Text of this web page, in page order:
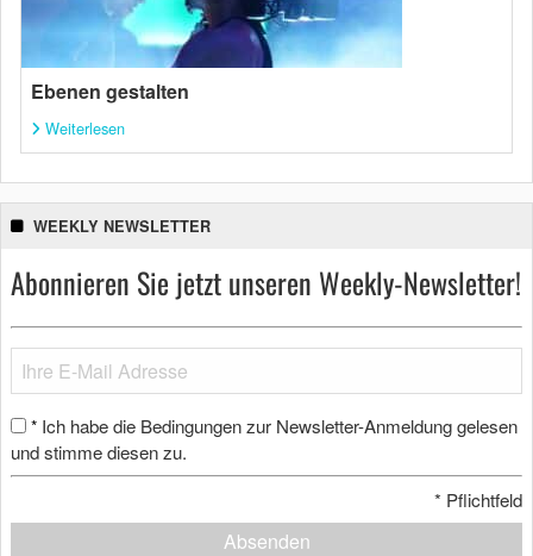
Ebenen gestalten
Weiterlesen
WEEKLY NEWSLETTER
Abonnieren Sie jetzt unseren Weekly-Newsletter!
* Ich habe die Bedingungen zur Newsletter-Anmeldung gelesen
und stimme diesen zu.
* Pflichtfeld
Absenden